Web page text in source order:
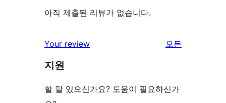
아직 제출된 리뷰가 없습니다.
Your review
모든
보
지원
할 말 있으신가요? 도움이 필요하신가